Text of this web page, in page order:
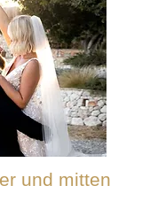
und mitten